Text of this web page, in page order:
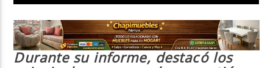
Durante su informe, destacó los